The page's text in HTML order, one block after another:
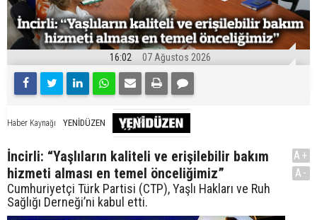
16:02 07 Ağustos 2026
Haber Kaynağı YENİDÜZEN
İncirli: “Yaşlıların kaliteli ve erişilebilir bakım
hizmeti alması en temel önceliğimiz”
Cumhuriyetçi Türk Partisi (CTP), Yaşlı Hakları ve Ruh
Sağlığı Derneği’ni kabul etti.
A+
A-